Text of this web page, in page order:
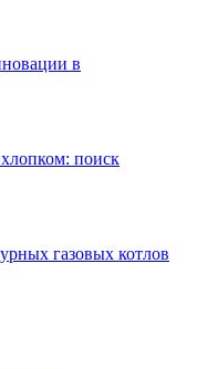
в
поиск
газовых котлов